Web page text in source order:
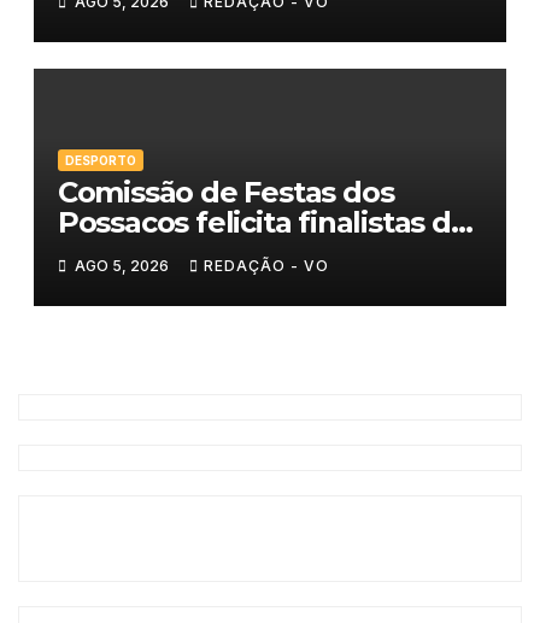
DESPORTO
Comissão de Festas dos
Possacos felicita finalistas do
Torneio de Sueca
AGO 5, 2026 REDAÇÃO - VO